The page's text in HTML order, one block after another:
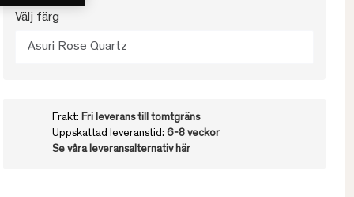
Välj färg
Asuri Rose Quartz
Frakt: Fri leverans till tomtgräns
Uppskattad leveranstid: 6-8 veckor
Se våra leveransalternativ här